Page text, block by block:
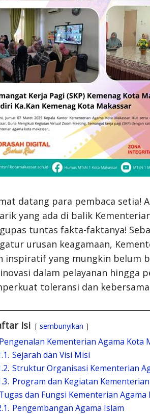
datang para pembaca setia!
yang ada di balik
tuntas fakta-faktanya!
urusan keagamaan,
inspiratif yang mungkin belum
dalam pelayanan hingga
toleransi dan
Isi sembunyikan
Pengenalan Kementerian Agama Kota
Sejarah dan Visi Misi
Struktur Organisasi Kementerian
Program dan Kegiatan
Tugas dan Fungsi Kementerian Agama
Pengembangan Agama Islam